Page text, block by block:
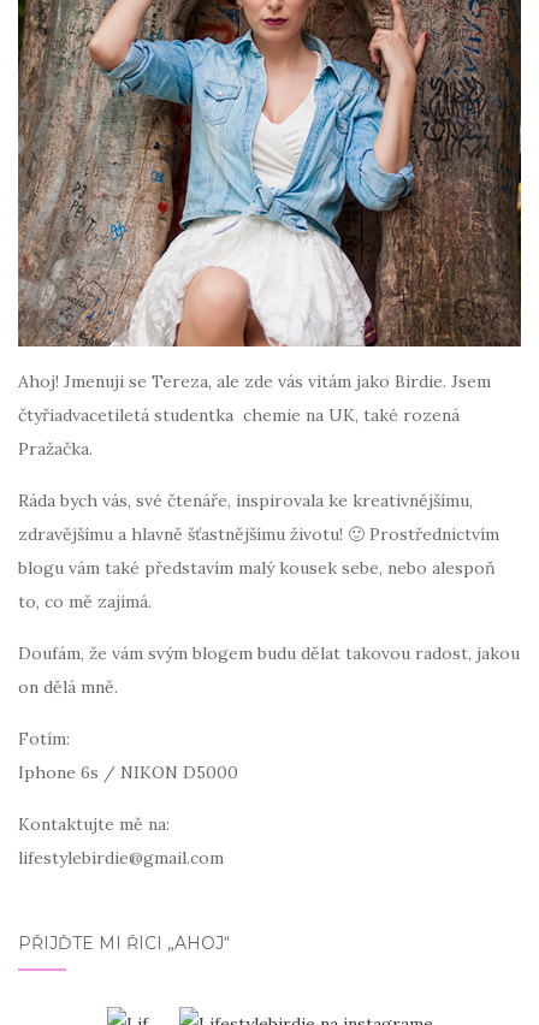
Ahoj! Jmenuji se Tereza, ale zde vás vítám jako Birdie. Jsem
čtyřiadvacetiletá studentka chemie na UK, také rozená
Pražačka.
Ráda bych vás, své čtenáře, inspirovala ke kreativnějšímu,
zdravějšímu a hlavně šťastnějšímu životu! 🙂 Prostřednictvím
blogu vám také představím malý kousek sebe, nebo alespoň
to, co mě zajímá.
Doufám, že vám svým blogem budu dělat takovou radost, jakou
on dělá mně.
Fotím:
Iphone 6s / NIKON D5000
Kontaktujte mě na:
lifestylebirdie@gmail.com
PŘIJĎTE MI ŘÍCI „AHOJ“